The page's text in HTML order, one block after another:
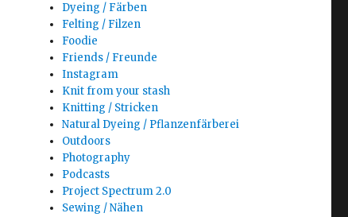
Dyeing / Färben
Felting / Filzen
Foodie
Friends / Freunde
Instagram
Knit from your stash
Knitting / Stricken
Natural Dyeing / Pflanzenfärberei
Outdoors
Photography
Podcasts
Project Spectrum 2.0
Sewing / Nähen